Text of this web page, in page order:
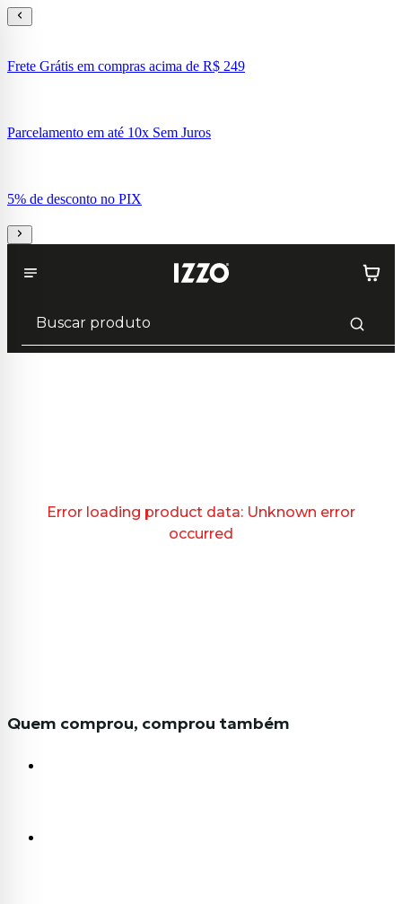
Frete Grátis em compras acima de R$ 249
Parcelamento em até 10x Sem Juros
5% de desconto no PIX
Error loading product data: Unknown error
occurred
Quem comprou, comprou também